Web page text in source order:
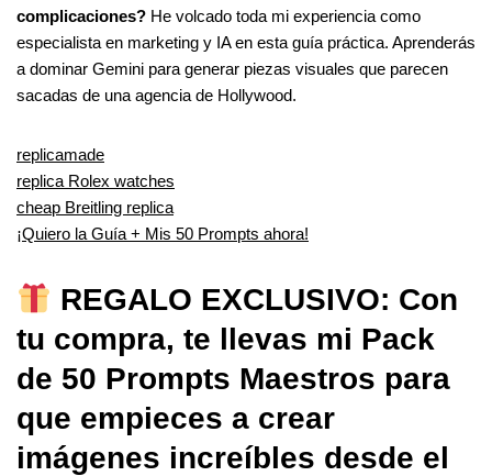
complicaciones? He volcado toda mi experiencia como
especialista en marketing y IA en esta guía práctica. Aprenderás
a dominar Gemini para generar piezas visuales que parecen
sacadas de una agencia de Hollywood.
replicamade
replica Rolex watches
cheap Breitling replica
¡Quiero la Guía + Mis 50 Prompts ahora!
REGALO EXCLUSIVO: Con
tu compra, te llevas mi Pack
de 50 Prompts Maestros para
que empieces a crear
imágenes increíbles desde el